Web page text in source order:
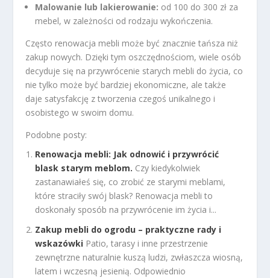
Malowanie lub lakierowanie: od 100 do 300 zł za
mebel, w zależności od rodzaju wykończenia.
Często renowacja mebli może być znacznie tańsza niż
zakup nowych. Dzięki tym oszczędnościom, wiele osób
decyduje się na przywrócenie starych mebli do życia, co
nie tylko może być bardziej ekonomiczne, ale także
daje satysfakcję z tworzenia czegoś unikalnego i
osobistego w swoim domu.
Podobne posty:
Renowacja mebli: Jak odnowić i przywrócić
blask starym meblom. Czy kiedykolwiek
zastanawiałeś się, co zrobić ze starymi meblami,
które straciły swój blask? Renowacja mebli to
doskonały sposób na przywrócenie im życia i...
Zakup mebli do ogrodu – praktyczne rady i
wskazówki Patio, tarasy i inne przestrzenie
zewnętrzne naturalnie kuszą ludzi, zwłaszcza wiosną,
latem i wczesną jesienią. Odpowiednio